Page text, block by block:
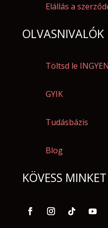
Elállás a
OLVASNIVALÓK
Töltsd le
GYIK
Tudásbázis
Blog
KÖVESS MINKET